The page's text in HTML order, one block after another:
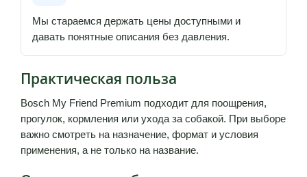
Мы стараемся держать цены доступными и
давать понятные описания без давления.
Практическая польза
Bosch My Friend Premium подходит для поощрения,
прогулок, кормления или ухода за собакой. При выборе
важно смотреть на назначение, формат и условия
применения, а не только на название.